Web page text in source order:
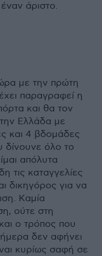
άριστο.
με την πρώτη
παραγραφεί η
και θα τον
Ελλάδα με
και 4 βδομάδες
δίνουνε όλο το
απόλυτα
τις καταγγελίες
δικηγόρος για να
Καμία
ούτε στη
ο τρόπος που
δεν αφήνει
κυρίως σαφή σε